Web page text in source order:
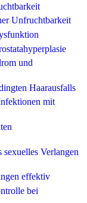
Unfruchtbarkeit
und
Haarausfalls
mit
Verlangen
effektiv
bei